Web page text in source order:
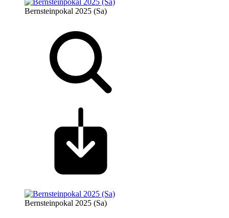
Bernsteinpokal 2025 (Sa)
Bernsteinpokal 2025 (Sa)